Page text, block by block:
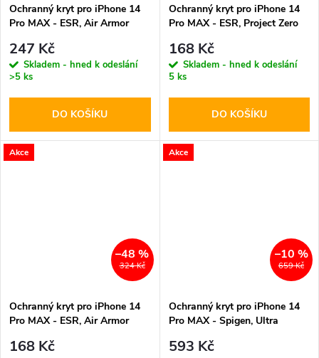
Ochranný kryt pro iPhone 14
Pro MAX - ESR, Air Armor
247 Kč
Skladem - hned k odeslání
>5 ks
DO KOŠÍKU
Ochranný kryt pro iPhone 14
Pro MAX - ESR, Project Zero
168 Kč
Skladem - hned k odeslání
5 ks
DO KOŠÍKU
Akce
324 Kč
–48 %
Ochranný kryt pro iPhone 14
Pro MAX - ESR, Air Armor
168 Kč
Akce
659 Kč
–10 %
Ochranný kryt pro iPhone 14
Pro MAX - Spigen, Ultra
593 Kč